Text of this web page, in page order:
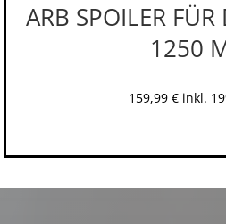
ARB SPOILER FÜR
1250
159,99 € inkl.